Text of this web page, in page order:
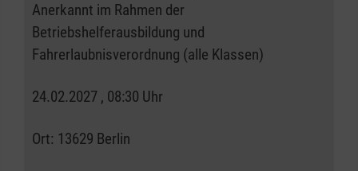
Anerkannt im Rahmen der
Betriebshelferausbildung und
Fahrerlaubnisverordnung (alle Klassen)
24.02.2027 , 08:30 Uhr
Ort: 13629 Berlin